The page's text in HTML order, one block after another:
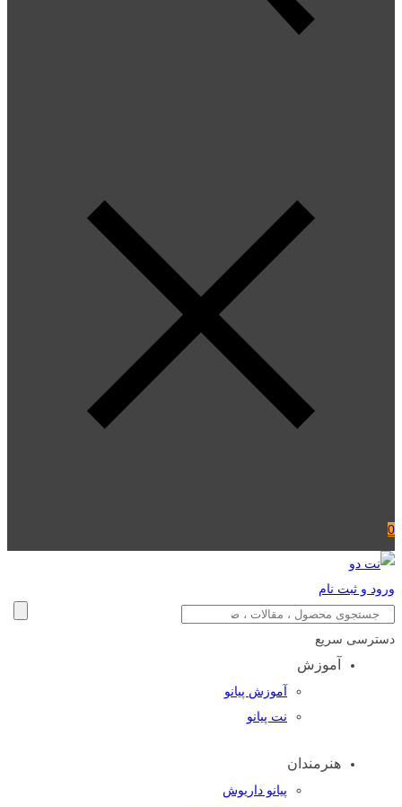
0
ورود و ثبت نام
دسترسی سریع
آموزش
آموزش پیانو
نت پیانو
هنرمندان
پیانو داریوش